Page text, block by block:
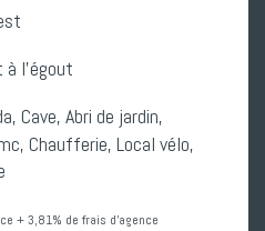
à l'égout
Cave, Abri de jardin,
Chaufferie, Local vélo,
+ 3,81% de frais d'agence